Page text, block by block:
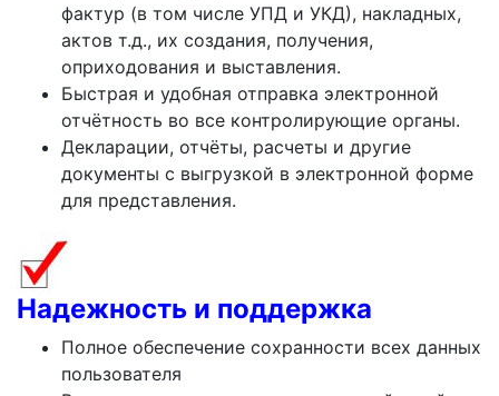
фактур (в том числе УПД и УКД), накладных,
актов т.д., их создания, получения,
оприходования и выставления.
Быстрая и удобная отправка электронной
отчётность во все контролирующие органы.
Декларации, отчёты, расчеты и другие
документы с выгрузкой в электронной форме
для представления.
Надежность и поддержка
Полное обеспечение сохранности всех данных
пользователя